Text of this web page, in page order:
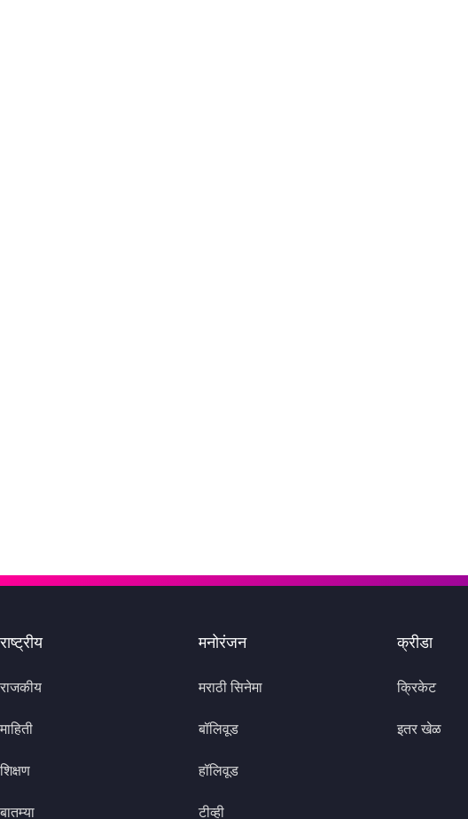
राष्ट्रीय
राजकीय
माहिती
शिक्षण
बातम्या
मनोरंजन
मराठी सिनेमा
बॉलिवूड
हॉलिवूड
टीव्ही
क्रीडा
क्रिकेट
इतर खेळ